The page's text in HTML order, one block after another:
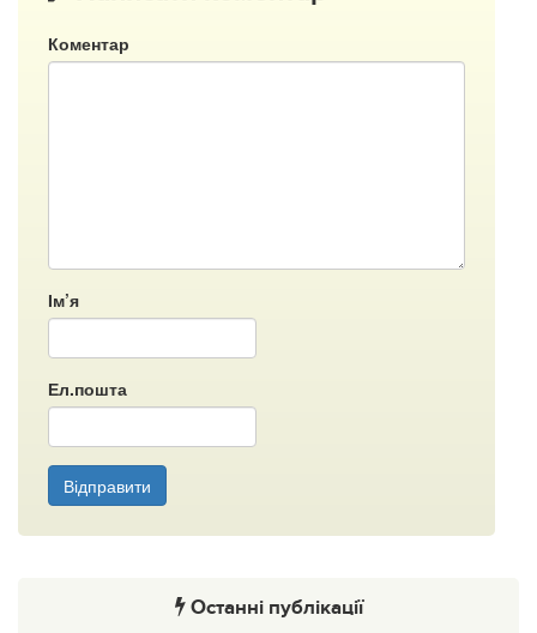
Коментар
Ім’я
Ел.пошта
Відправити
Останні публікації